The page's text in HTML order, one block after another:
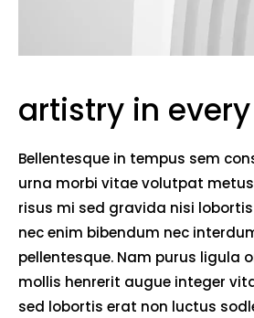
artistry in
Bellentesque in tempus sem
urna morbi vitae volutpat
risus mi sed gravida nisi
nec enim bibendum nec
pellentesque. Nam purus ligula
mollis henrerit augue integer
sed lobortis erat non luctus